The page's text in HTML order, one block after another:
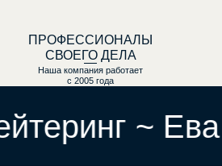
ПРОФЕССИОНАЛЫ
СВОЕГО ДЕЛА
Наша компания работает
с 2005 года
~ Ева